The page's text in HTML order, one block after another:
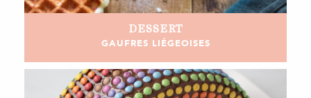
DESSERT
GAUFRES LIÉGEOISES